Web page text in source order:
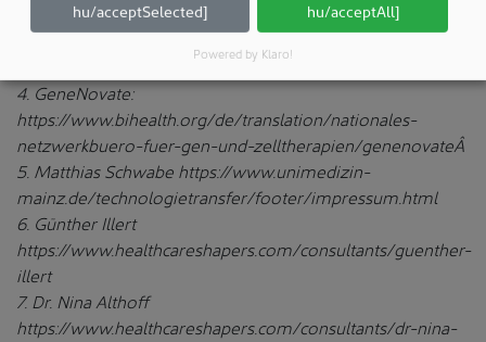
Osztály technologietransfer@unimedizin-mainz.deÂ Â
3. Healthcare Shapers hálózat
https://www.healthcareshapers.com/ueber-unsÂ
4. GeneNovate:
https://www.bihealth.org/de/translation/nationales-
netzwerkbuero-fuer-gen-und-zelltherapien/genenovateÂ
5. Matthias Schwabe https://www.unimedizin-
mainz.de/technologietransfer/footer/impressum.html
6. Günther Illert
https://www.healthcareshapers.com/consultants/guenther-
illert
7. Dr. Nina Althoff
https://www.healthcareshapers.com/consultants/dr-nina-
hu/acceptSelected]
hu/acceptAll]
Powered by Klaro!